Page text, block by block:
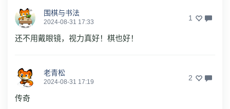
围棋与书法
2024-08-31 17:33 1
还不用戴眼镜，视力真好！棋也好！
老青松
2024-08-31 17:19 2
传奇